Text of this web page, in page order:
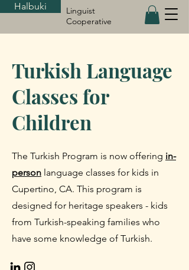
Halbuki
Linguist
Cooperative
Turkish Language
Classes for
Children
The Turkish Program is now offering in-
person language classes for kids in
Cupertino, CA. This program is
designed for heritage speakers - kids
from Turkish-speaking families who
have some knowledge of Turkish.